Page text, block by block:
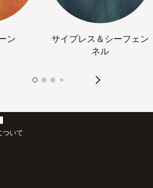
ン
サイプレス＆シーフェン
ネル
ついて